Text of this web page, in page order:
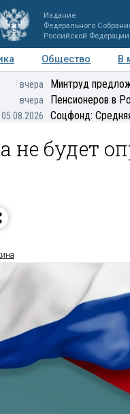
Издание
Федерального
Российской Федерации
Общество В
Мнения Регионы
вчера Минтруд
вчера Пенсионеров в
05.08.2026 Соцфонд:
не будет